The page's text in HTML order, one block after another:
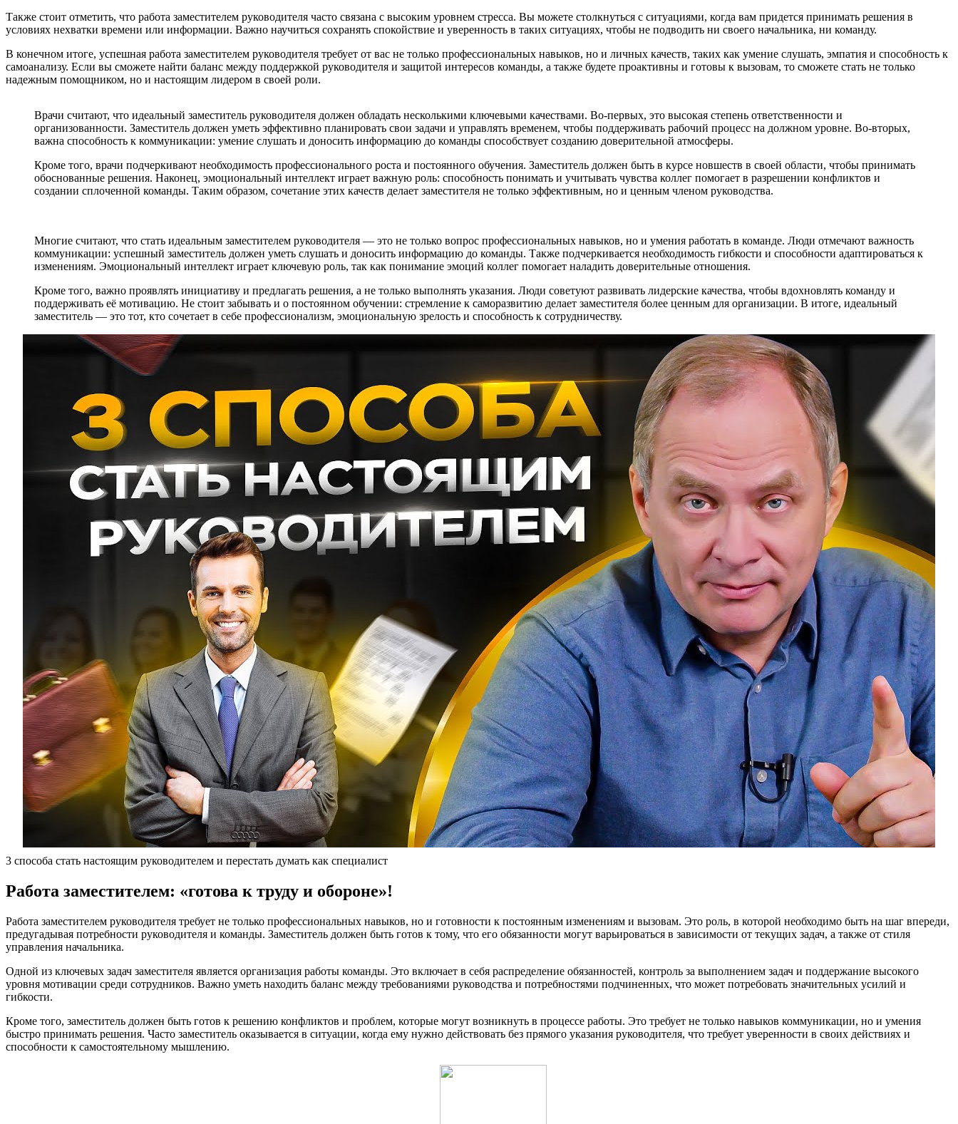
Также стоит отметить, что работа заместителем руководителя часто связана с высоким уровнем стресса. Вы можете столкнуться с ситуациями, когда вам придется принимать решения в
условиях нехватки времени или информации. Важно научиться сохранять спокойствие и уверенность в таких ситуациях, чтобы не подводить ни своего начальника, ни команду.
В конечном итоге, успешная работа заместителем руководителя требует от вас не только профессиональных навыков, но и личных качеств, таких как умение слушать, эмпатия и способность к
самоанализу. Если вы сможете найти баланс между поддержкой руководителя и защитой интересов команды, а также будете проактивны и готовы к вызовам, то сможете стать не только
надежным помощником, но и настоящим лидером в своей роли.
Врачи считают, что идеальный заместитель руководителя должен обладать несколькими ключевыми качествами. Во-первых, это высокая степень ответственности и
организованности. Заместитель должен уметь эффективно планировать свои задачи и управлять временем, чтобы поддерживать рабочий процесс на должном уровне. Во-вторых,
важна способность к коммуникации: умение слушать и доносить информацию до команды способствует созданию доверительной атмосферы.
Кроме того, врачи подчеркивают необходимость профессионального роста и постоянного обучения. Заместитель должен быть в курсе новшеств в своей области, чтобы принимать
обоснованные решения. Наконец, эмоциональный интеллект играет важную роль: способность понимать и учитывать чувства коллег помогает в разрешении конфликтов и
создании сплоченной команды. Таким образом, сочетание этих качеств делает заместителя не только эффективным, но и ценным членом руководства.
Многие считают, что стать идеальным заместителем руководителя — это не только вопрос профессиональных навыков, но и умения работать в команде. Люди отмечают важность
коммуникации: успешный заместитель должен уметь слушать и доносить информацию до команды. Также подчеркивается необходимость гибкости и способности адаптироваться к
изменениям. Эмоциональный интеллект играет ключевую роль, так как понимание эмоций коллег помогает наладить доверительные отношения.
Кроме того, важно проявлять инициативу и предлагать решения, а не только выполнять указания. Люди советуют развивать лидерские качества, чтобы вдохновлять команду и
поддерживать её мотивацию. Не стоит забывать и о постоянном обучении: стремление к саморазвитию делает заместителя более ценным для организации. В итоге, идеальный
заместитель — это тот, кто сочетает в себе профессионализм, эмоциональную зрелость и способность к сотрудничеству.
3 способа стать настоящим руководителем и перестать думать как специалист
Работа заместителем: «готова к труду и обороне»!
Работа заместителем руководителя требует не только профессиональных навыков, но и готовности к постоянным изменениям и вызовам. Это роль, в которой необходимо быть на шаг впереди,
предугадывая потребности руководителя и команды. Заместитель должен быть готов к тому, что его обязанности могут варьироваться в зависимости от текущих задач, а также от стиля
управления начальника.
Одной из ключевых задач заместителя является организация работы команды. Это включает в себя распределение обязанностей, контроль за выполнением задач и поддержание высокого
уровня мотивации среди сотрудников. Важно уметь находить баланс между требованиями руководства и потребностями подчиненных, что может потребовать значительных усилий и
гибкости.
Кроме того, заместитель должен быть готов к решению конфликтов и проблем, которые могут возникнуть в процессе работы. Это требует не только навыков коммуникации, но и умения
быстро принимать решения. Часто заместитель оказывается в ситуации, когда ему нужно действовать без прямого указания руководителя, что требует уверенности в своих действиях и
способности к самостоятельному мышлению.